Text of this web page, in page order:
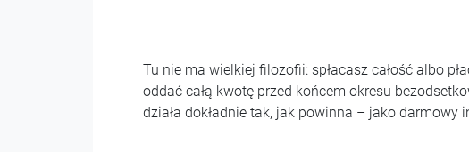
Tu nie ma wielkiej filozofii: spłacasz całość albo
oddać całą kwotę przed końcem okresu
działa dokładnie tak, jak powinna – jako darmowy